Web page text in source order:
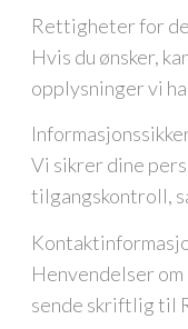
Rettigheter for
Hvis du ønsker,
opplysninger vi
Vi sikrer dine
tilgangskontroll,
Henvendelser
sende skriftlig til